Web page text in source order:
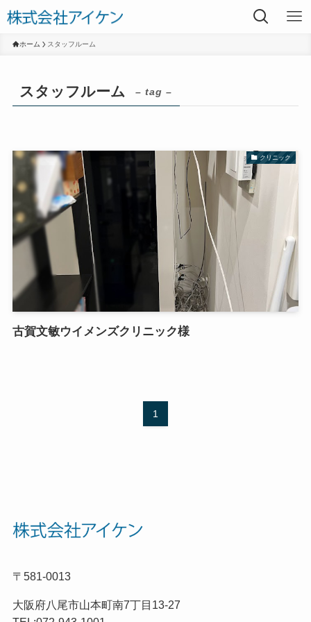
ホーム スタッフルーム
スタッフルーム – tag –
クリニック
古賀文敏ウイメンズクリニック様
1
〒581-0013
大阪府八尾市山本町南7丁目13-27